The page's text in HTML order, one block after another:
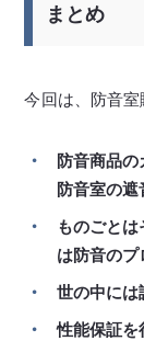
まとめ
今回は、防音
防音商品
防音室の
ものごと
は防音のプ
世の中には
性能保証を